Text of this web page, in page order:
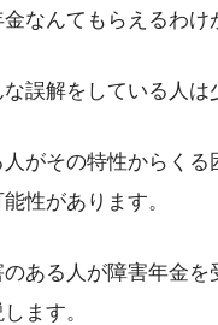
なんてもらえるわけ
誤解をしている人は
がその特性からく
性があります。
ある人が障害年金
ます。